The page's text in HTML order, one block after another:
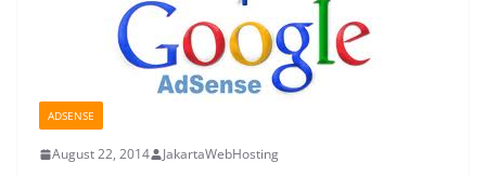
ADSENSE
August 22, 2014 JakartaWebHosting